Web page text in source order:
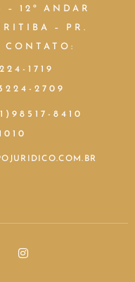
12º ANDAR
– PR.
1719
2709
8410